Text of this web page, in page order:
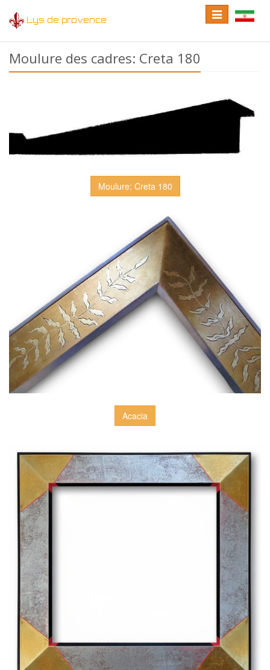
Lys de provence
Toggle
Toggle
navigation
Moulure des cadres: Creta 180
Moulure: Creta 180
Acacia